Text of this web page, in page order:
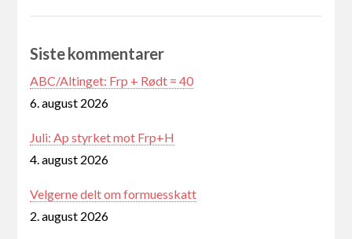
Siste kommentarer
ABC/Altinget: Frp + Rødt = 40
6. august 2026
Juli: Ap styrket mot Frp+H
4. august 2026
Velgerne delt om formuesskatt
2. august 2026